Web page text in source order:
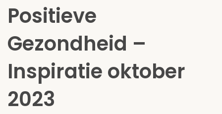
Positieve
Gezondheid –
Inspiratie oktober
2023